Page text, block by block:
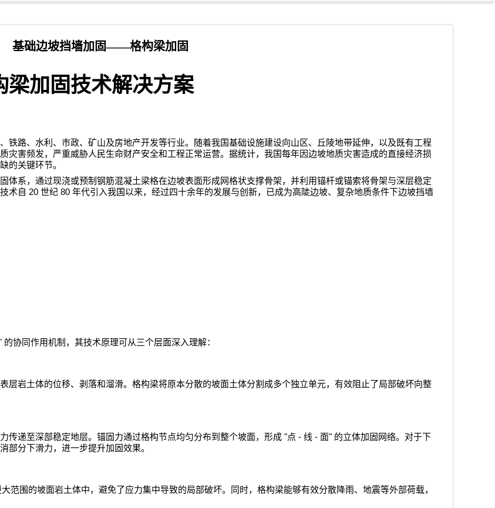
基础边坡挡墙加固——格构梁加固
梁加固技术解决方案
铁路、水利、市政、矿山及房地产开发等行业。随着我国基础设施建设向山区、丘陵地带延伸，以及既有工程
灾害频发，严重威胁人民生命财产安全和工程正常运营。据统计，我国每年因边坡地质灾害造成的直接经济损
的关键环节。
体系，通过现浇或预制钢筋混凝土梁格在边坡表面形成网格状支撑骨架，并利用锚杆或锚索将骨架与深层稳定
术自 20 世纪 80 年代引入我国以来，经过四十余年的发展与创新，已成为高陡边坡、复杂地质条件下边坡挡墙
的协同作用机制，其技术原理可从三个层面深入理解：
层岩土体的位移、剥落和溜滑。格构梁将原本分散的坡面土体分割成多个独立单元，有效阻止了局部破坏向整
传递至深部稳定地层。锚固力通过格构节点均匀分布到整个坡面，形成 "点 - 线 - 面" 的立体加固网络。对于下
部分下滑力，进一步提升加固效果。
范围的坡面岩土体中，避免了应力集中导致的局部破坏。同时，格构梁能够有效分散降雨、地震等外部荷载，